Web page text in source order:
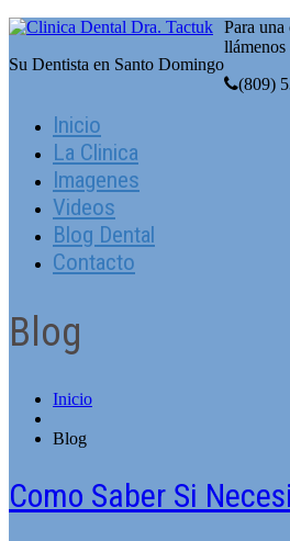
Su Dentista en Santo Domingo
Para
llámenos
(809)
Inicio
La Clinica
Imagenes
Videos
Blog Dental
Contacto
Blog
Inicio
Blog
Como Saber Si